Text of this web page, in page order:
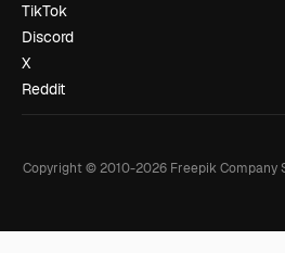
TikTok
Discord
X
Reddit
Copyright © 2010-2026Freepik Company